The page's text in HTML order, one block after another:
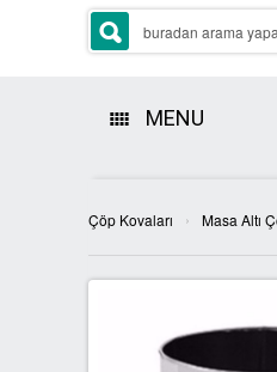
MENU
2Lİ GERİ
SIFIR ATIK
Çöp Kovaları › Masa Altı